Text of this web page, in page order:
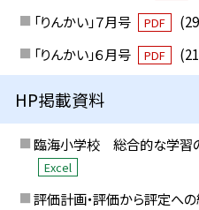
「りんかい」７月号
PDF
「りんかい」６月号
PDF
HP掲載資料
臨海小学校 総合的な学習
Excel
評価計画・評価から評定へ